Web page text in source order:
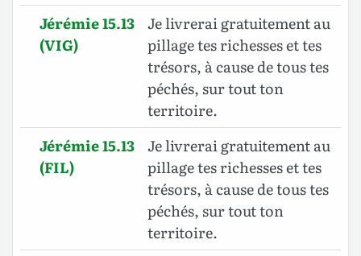
Jérémie 15.13
(VIG)
Je livrerai gratuitement au
pillage tes richesses et tes
trésors, à cause de tous tes
péchés, sur tout ton
territoire.
Jérémie 15.13
(FIL)
Je livrerai gratuitement au
pillage tes richesses et tes
trésors, à cause de tous tes
péchés, sur tout ton
territoire.